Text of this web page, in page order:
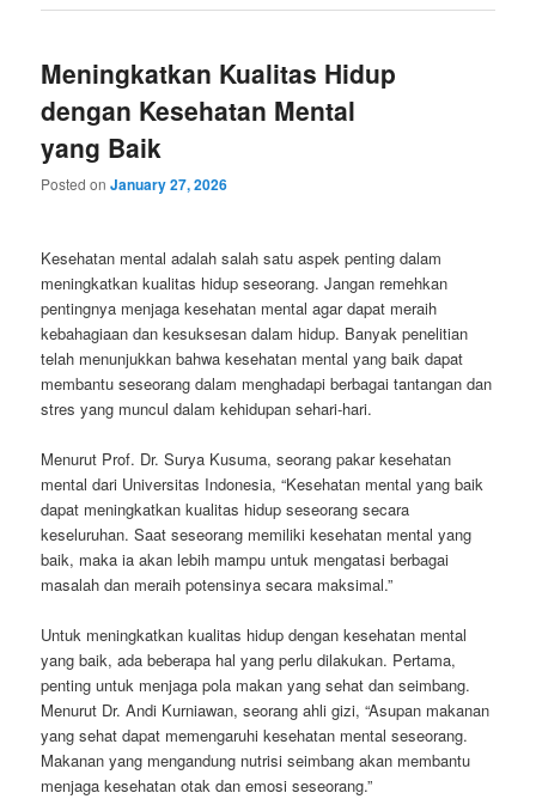
Meningkatkan Kualitas Hidup
dengan Kesehatan Mental
yang Baik
Posted onJanuary 27, 2026
Kesehatan mental adalah salah satu aspek penting dalam
meningkatkan kualitas hidup seseorang. Jangan remehkan
pentingnya menjaga kesehatan mental agar dapat meraih
kebahagiaan dan kesuksesan dalam hidup. Banyak penelitian
telah menunjukkan bahwa kesehatan mental yang baik dapat
membantu seseorang dalam menghadapi berbagai tantangan dan
stres yang muncul dalam kehidupan sehari-hari.
Menurut Prof. Dr. Surya Kusuma, seorang pakar kesehatan
mental dari Universitas Indonesia, “Kesehatan mental yang baik
dapat meningkatkan kualitas hidup seseorang secara
keseluruhan. Saat seseorang memiliki kesehatan mental yang
baik, maka ia akan lebih mampu untuk mengatasi berbagai
masalah dan meraih potensinya secara maksimal.”
Untuk meningkatkan kualitas hidup dengan kesehatan mental
yang baik, ada beberapa hal yang perlu dilakukan. Pertama,
penting untuk menjaga pola makan yang sehat dan seimbang.
Menurut Dr. Andi Kurniawan, seorang ahli gizi, “Asupan makanan
yang sehat dapat memengaruhi kesehatan mental seseorang.
Makanan yang mengandung nutrisi seimbang akan membantu
menjaga kesehatan otak dan emosi seseorang.”